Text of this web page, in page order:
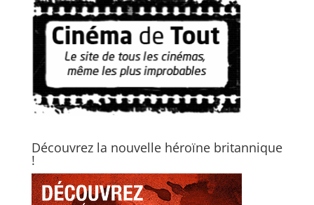
Découvrez la nouvelle héroïne britannique
!